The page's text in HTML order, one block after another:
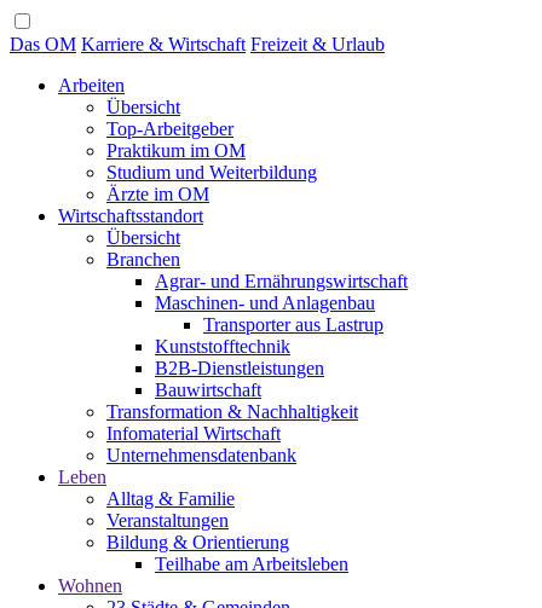
Das OM Karriere & Wirtschaft Freizeit & Urlaub
Arbeiten
Übersicht
Top-Arbeitgeber
Praktikum im OM
Studium und Weiterbildung
Ärzte im OM
Wirtschaftsstandort
Übersicht
Branchen
Agrar- und Ernährungswirtschaft
Maschinen- und Anlagenbau
Transporter aus Lastrup
Kunststofftechnik
B2B-Dienstleistungen
Bauwirtschaft
Transformation & Nachhaltigkeit
Infomaterial Wirtschaft
Unternehmensdatenbank
Leben
Alltag & Familie
Veranstaltungen
Bildung & Orientierung
Teilhabe am Arbeitsleben
Wohnen